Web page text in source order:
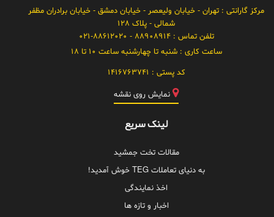
مرکز گارانتی : تهران - خیابان ولیعصر - خیابان دمشق - خیابان برادران مظفر
شمالی - پلاک 128
تلفن تماس :88908914 - 021-88612020
ساعت کاری :شنبه تا چهارشنبه ساعت 10 تا 18
کد پستی : 1416763741
نمایش روی نقشه
لینک سریع
مقالات تخت جمشید
به دنیای تعاملات TEG خوش آمدید!
اخذ نمایندگی
اخبار و تازه ها